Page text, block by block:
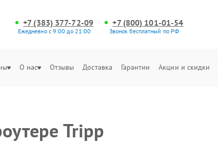
+7 (383) 377-72-09
Ежедневно с 9:00 до 21:00
+7 (800) 101-01-54
Звонок бесплатный по РФ
О нас Отзывы Доставка Гарантии Акции и скидки
Tripp